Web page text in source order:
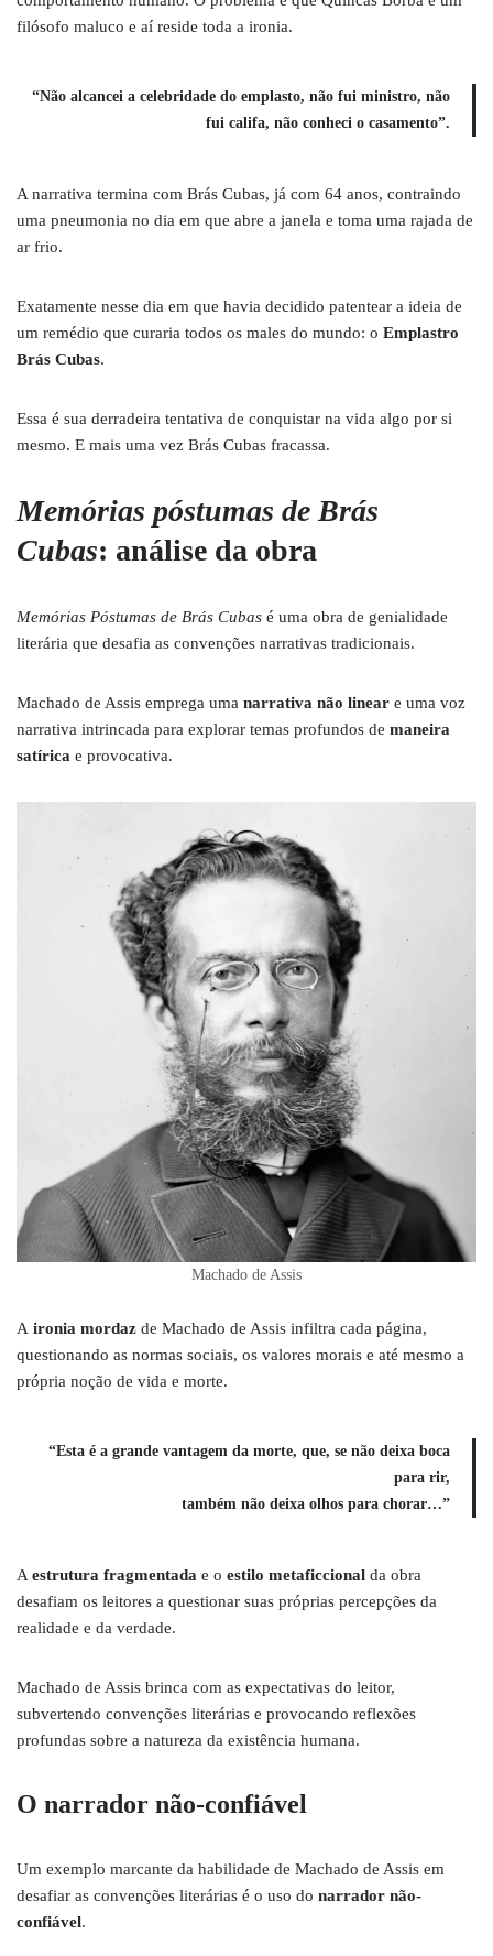
filósofo maluco e aí reside toda a ironia.
“Não alcancei a celebridade do emplasto, não fui ministro, não
fui califa, não conheci o casamento”.
A narrativa termina com Brás Cubas, já com 64 anos, contraindo
uma pneumonia no dia em que abre a janela e toma uma rajada de
ar frio.
Exatamente nesse dia em que havia decidido patentear a ideia de
um remédio que curaria todos os males do mundo: o Emplastro
Brás Cubas.
Essa é sua derradeira tentativa de conquistar na vida algo por si
mesmo. E mais uma vez Brás Cubas fracassa.
Memórias póstumas de Brás
Cubas: análise da obra
Memórias Póstumas de Brás Cubas é uma obra de genialidade
literária que desafia as convenções narrativas tradicionais.
Machado de Assis emprega uma narrativa não linear e uma voz
narrativa intrincada para explorar temas profundos de maneira
satírica e provocativa.
Machado de Assis
A ironia mordaz de Machado de Assis infiltra cada página,
questionando as normas sociais, os valores morais e até mesmo a
própria noção de vida e morte.
“Esta é a grande vantagem da morte, que, se não deixa boca
para rir,
também não deixa olhos para chorar…”
A estrutura fragmentada e o estilo metaficcional da obra
desafiam os leitores a questionar suas próprias percepções da
realidade e da verdade.
Machado de Assis brinca com as expectativas do leitor,
subvertendo convenções literárias e provocando reflexões
profundas sobre a natureza da existência humana.
O narrador não-confiável
Um exemplo marcante da habilidade de Machado de Assis em
desafiar as convenções literárias é o uso do narrador não-
confiável.